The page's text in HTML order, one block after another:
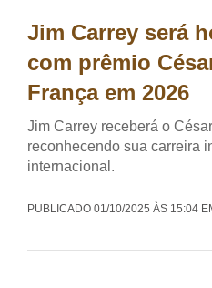
Jim Carrey será
com prêmio
França em 2026
Jim Carrey receberá o
reconhecendo sua carreira
internacional.
PUBLICADO 01/10/2025 ÀS 15:04